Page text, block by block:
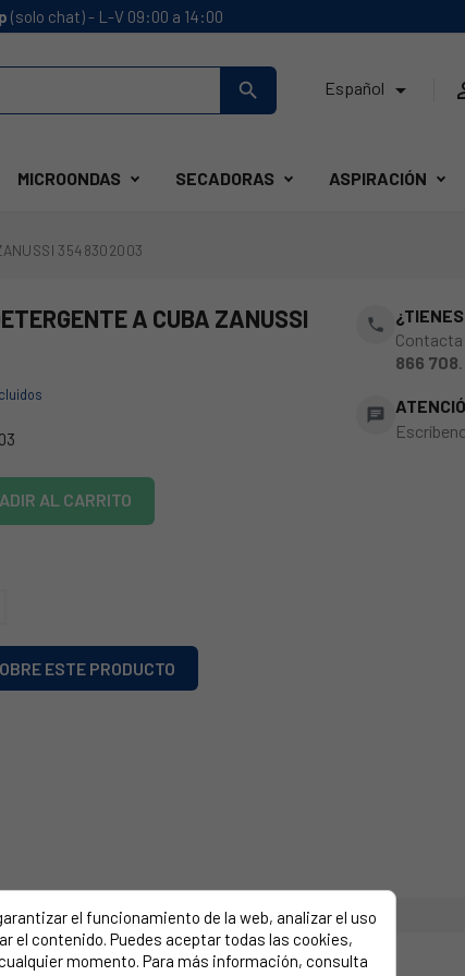
(solo chat) - L-V 09:00 a 14:00
search Español 
MICROONDAS SECADORAS ASPIRACIÓN
3548302003
A CUBA ZANUSSI
AL CARRITO
ESTE PRODUCTO
phone
866 708.
chat
el funcionamiento de la web, analizar el uso
el contenido. Puedes aceptar todas las cookies,
momento. Para más información, consulta